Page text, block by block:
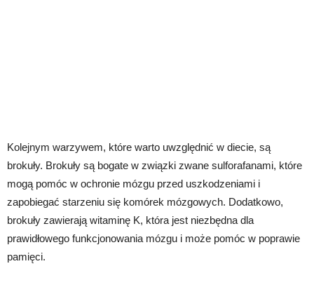
Kolejnym warzywem, które warto uwzględnić w diecie, są
brokuły. Brokuły są bogate w związki zwane sulforafanami, które
mogą pomóc w ochronie mózgu przed uszkodzeniami i
zapobiegać starzeniu się komórek mózgowych. Dodatkowo,
brokuły zawierają witaminę K, która jest niezbędna dla
prawidłowego funkcjonowania mózgu i może pomóc w poprawie
pamięci.